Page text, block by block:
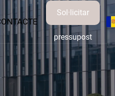
Sol·licitar
pressupost